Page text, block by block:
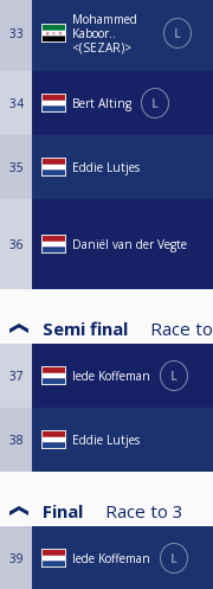
33
Mohammed
Kaboor..
<(SEZAR)>
L
34 Bert Alting L
35 Eddie Lutjes
36 Daniël van der Vegte
Semi final Race to
37 Iede Koffeman L
38 Eddie Lutjes
Final Race to 3
39 Iede Koffeman L